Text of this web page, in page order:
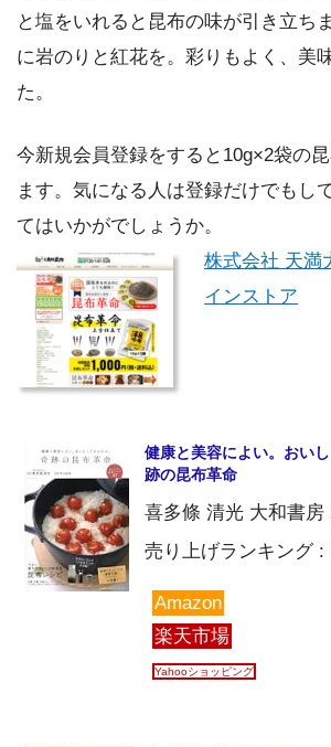
と塩をいれると昆布の味が引き立ち
に岩のりと紅花を。彩りもよく、美
た。
今新規会員登録をすると10g×2袋の
ます。気になる人は登録だけでもし
てはいかがでしょうか。
株式会社 天満
インストア
健康と美容によい。おい
跡の昆布革命
喜多條 清光 大和書房
売り上げランキング :
Amazon
楽天市場
Yahooショッピング